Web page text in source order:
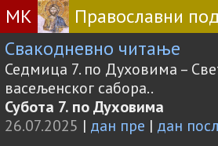
МК
Православни
Свакодневно читање
Седмица 7. по Духовима –
васељенског сабора..
Субота 7. по Духовима
26.07.2025 | дан пре | дан